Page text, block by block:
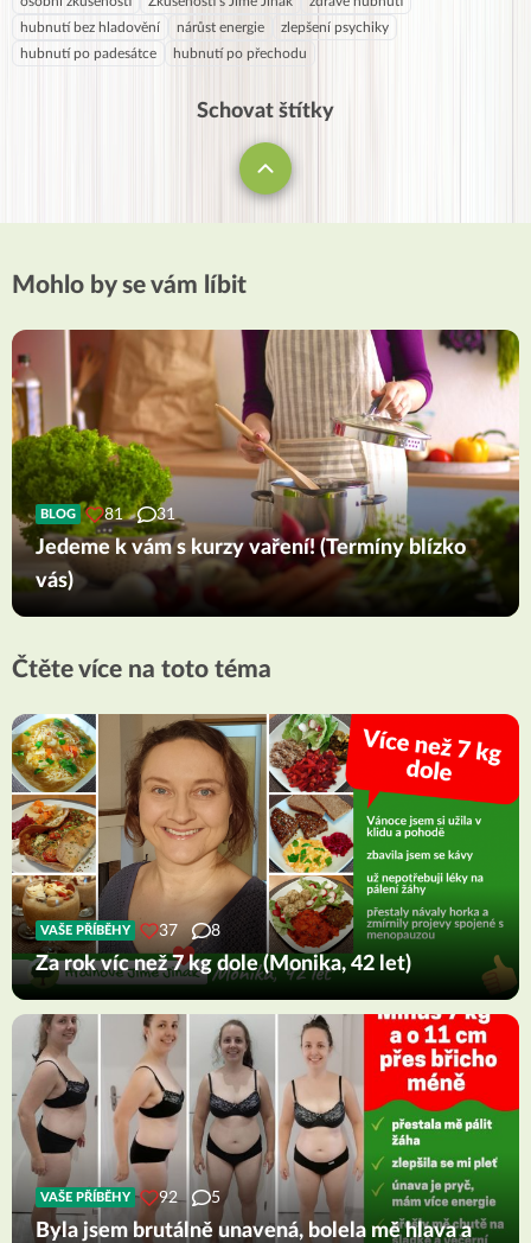
hubnutí bez hladovění
nárůst energie
zlepšení psychiky
hubnutí po padesátce
hubnutí po přechodu
Schovat štítky
Mohlo by se vám líbit
BLOG 81 31
Jedeme k vám s kurzy vaření! (Termíny blízko
vás)
Čtěte více na toto téma
VAŠE PŘÍBĚHY 37 8
Za rok víc než 7 kg dole (Monika, 42 let)
VAŠE PŘÍBĚHY 92 5
Byla jsem brutálně unavená, bolela mě hlava a